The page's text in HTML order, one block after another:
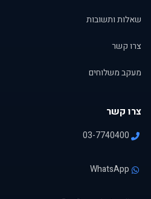
שאלות ותשובות
צרו קשר
מעקב משלוחים
צרו קשר
03-7740400
WhatsApp